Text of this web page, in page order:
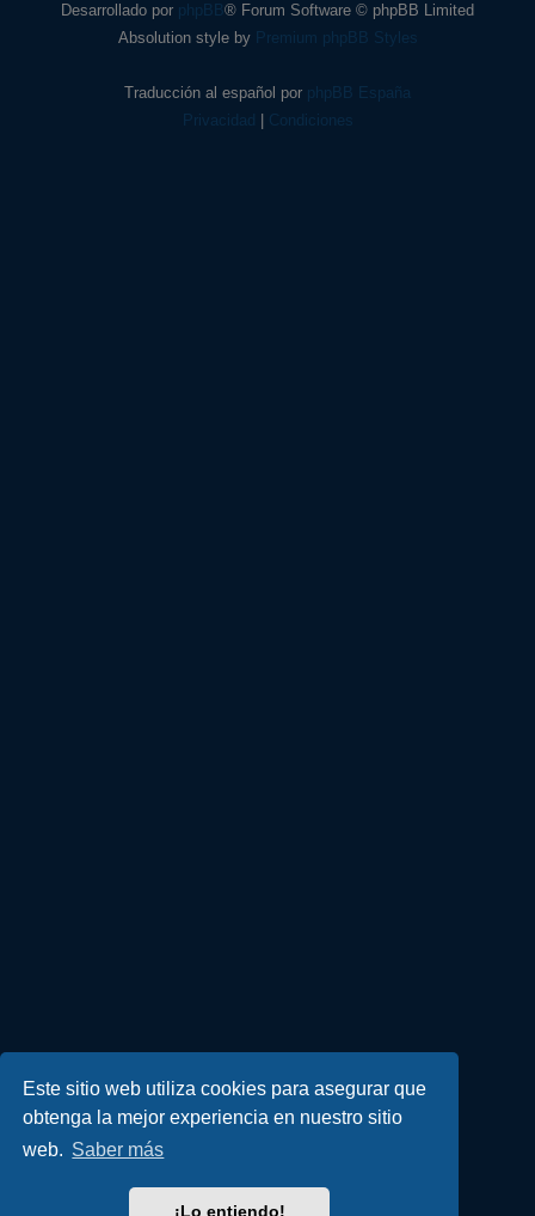
Este sitio web utiliza cookies para asegurar que
obtenga la mejor experiencia en nuestro sitio
web. Saber más
¡Lo entiendo!
Desarrollado por phpBB® Forum Software © phpBB Limited
Absolution style by Premium phpBB Styles
Traducción al español por phpBB España
Privacidad
Condiciones